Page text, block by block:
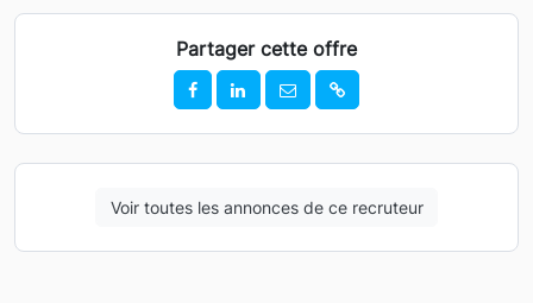
Partager cette offre
Voir toutes les annonces de ce recruteur